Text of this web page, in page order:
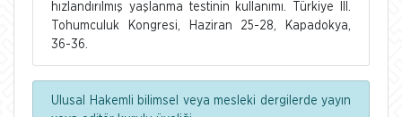
hızlandırılmış yaşlanma testinin kullanımı. Türkiye III.
Tohumculuk Kongresi, Haziran 25-28, Kapadokya,
36-36.
Ulusal Hakemli bilimsel veya mesleki dergilerde yayın